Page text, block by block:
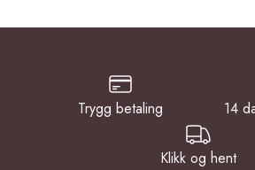
Trygg betaling 14
Klikk og hent